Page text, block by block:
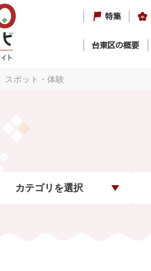
特集
台東区の概要
スポット・体験
カテゴリを選択